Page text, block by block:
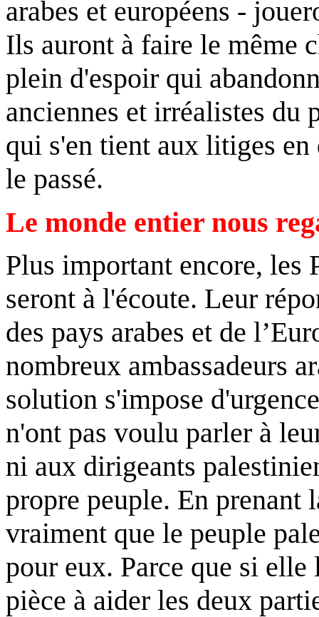
arabes et européens -
Ils auront à faire le même
plein d'espoir qui
anciennes et irréalistes du
qui s'en tient aux litiges
le passé.
Le monde entier nous
Plus important encore, les
seront à l'écoute. Leur
des pays arabes et de
nombreux ambassadeurs
solution s'impose
n'ont pas voulu parler à
ni aux dirigeants
propre peuple. En prenant
vraiment que le peuple
pour eux. Parce que si elle
pièce à aider les deux